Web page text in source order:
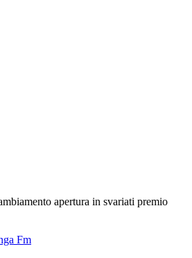
apertura in svariati premio